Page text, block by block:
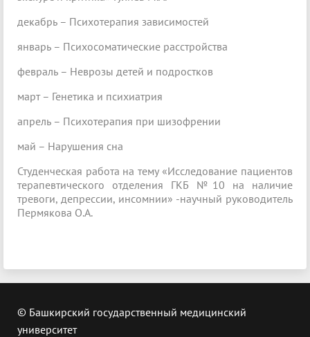
декабрь – Психотерапия зависимостей
январь – Психосоматические расстройства
февраль – Неврозы детей и подростков
март – Генетика и психиатрия
апрель – Психотерапия при шизофрении
май – Нарушения сна
Студенческая работа на тему «Исследование пациентов
терапевтического отделения ГКБ №10 на наличие
тревоги, депрессии, инсомнии» -научный руководитель
Пермякова О.А.
© Башкирский государственный медицинский
университет